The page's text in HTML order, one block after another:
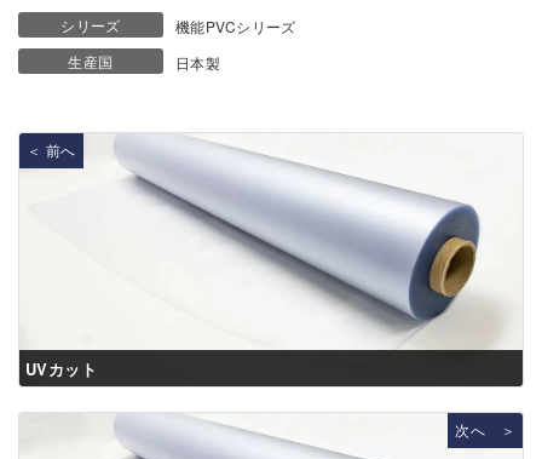
シリーズ
機能PVCシリーズ
生産国
日本製
＜ 前へ
UVカット
次へ ＞